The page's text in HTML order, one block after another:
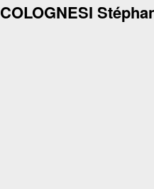
COLOGNESI